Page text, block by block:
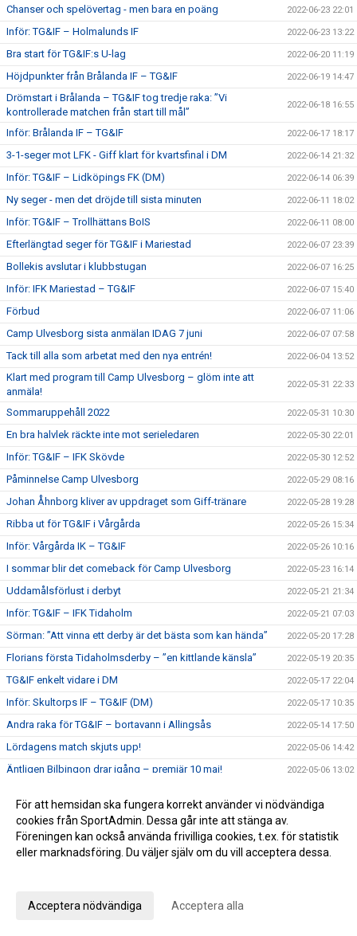
Chanser och spelövertag - men bara en poäng 2022-06-23 22:01
Inför: TG&IF – Holmalunds IF 2022-06-23 13:22
Bra start för TG&IF:s U-lag 2022-06-20 11:19
Höjdpunkter från Brålanda IF – TG&IF 2022-06-19 14:47
Drömstart i Brålanda – TG&IF tog tredje raka: ”Vi
kontrollerade matchen från start till mål”
2022-06-18 16:55
Inför: Brålanda IF – TG&IF 2022-06-17 18:17
3-1-seger mot LFK - Giff klart för kvartsfinal i DM 2022-06-14 21:32
Inför: TG&IF – Lidköpings FK (DM) 2022-06-14 06:39
Ny seger - men det dröjde till sista minuten 2022-06-11 18:02
Inför: TG&IF – Trollhättans BoIS 2022-06-11 08:00
Efterlängtad seger för TG&IF i Mariestad 2022-06-07 23:39
Bollekis avslutar i klubbstugan 2022-06-07 16:25
Inför: IFK Mariestad – TG&IF 2022-06-07 15:40
Förbud 2022-06-07 11:06
Camp Ulvesborg sista anmälan IDAG 7 juni 2022-06-07 07:58
Tack till alla som arbetat med den nya entrén! 2022-06-04 13:52
Klart med program till Camp Ulvesborg – glöm inte att
anmäla!
2022-05-31 22:33
Sommaruppehåll 2022 2022-05-31 10:30
En bra halvlek räckte inte mot serieledaren 2022-05-30 22:01
Inför: TG&IF – IFK Skövde 2022-05-30 12:52
Påminnelse Camp Ulvesborg 2022-05-29 08:16
Johan Åhnborg kliver av uppdraget som Giff-tränare 2022-05-28 19:28
Ribba ut för TG&IF i Vårgårda 2022-05-26 15:34
Inför: Vårgårda IK – TG&IF 2022-05-26 10:16
I sommar blir det comeback för Camp Ulvesborg 2022-05-23 16:14
Uddamålsförlust i derbyt 2022-05-21 21:34
Inför: TG&IF – IFK Tidaholm 2022-05-21 07:03
Sörman: ”Att vinna ett derby är det bästa som kan hända” 2022-05-20 17:28
Florians första Tidaholmsderby – ”en kittlande känsla” 2022-05-19 20:35
TG&IF enkelt vidare i DM 2022-05-17 22:04
Inför: Skultorps IF – TG&IF (DM) 2022-05-17 10:35
Andra raka för TG&IF – bortavann i Allingsås 2022-05-14 17:50
Lördagens match skjuts upp! 2022-05-06 14:42
Äntligen Bilbingon drar igång – premiär 10 maj! 2022-05-06 13:02
Glädje och jubel - stort bildspel från Giffcupens avgörande 2022-05-01 21:34
Full fart även andra helgen av Giffcupen - se bilderna här! 2022-04-30 15:23
Första matchen på Ulvesborg – årets första trepoängare 2022-04-29 21:44
Hemmapremiär på riktigt – Åsarp-Trädet kommer till
Ulvesborg
För att hemsidan ska fungera korrekt använder vi nödvändiga
cookies från SportAdmin. Dessa går inte att stänga av.
Föreningen kan också använda frivilliga cookies, t.ex. för statistik
eller marknadsföring. Du väljer själv om du vill acceptera dessa.
Acceptera nödvändiga Acceptera alla